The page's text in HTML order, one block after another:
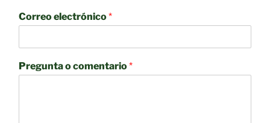
Correo electrónico*
Pregunta o comentario*